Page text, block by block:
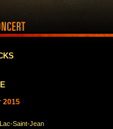
2015
Saint-Jean